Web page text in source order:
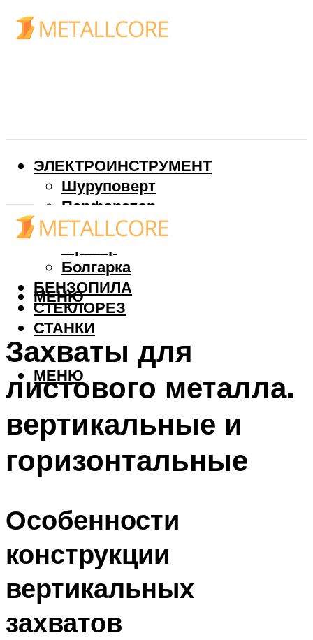
ЭЛЕКТРОИНСТРУМЕНТ
Шуруповерт
Перфоратор
Дрель
Фрезер
Болгарка
БЕНЗОПИЛА
СТЕКЛОРЕЗ
СТАНКИ
МЕНЮ
МЕНЮ
Захваты для
листового металла.
вертикальные и
горизонтальные
Особенности
конструкции
вертикальных
захватов